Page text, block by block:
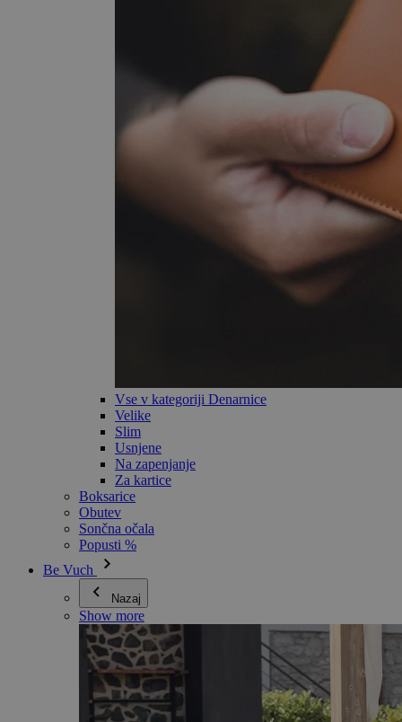
Vse v kategoriji Denarnice
Velike
Slim
Usnjene
Na zapenjanje
Za kartice
Boksarice
Obutev
Sončna očala
Popusti %
Be Vuch
Nazaj
Show more